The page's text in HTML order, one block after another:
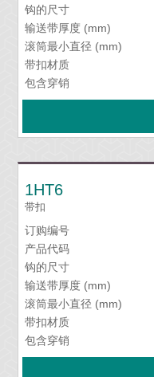
钩的尺寸
输送带厚度 (mm)
滚筒最小直径 (mm)
带扣材质
包含穿销
1HT6
带扣
订购编号
产品代码
钩的尺寸
输送带厚度 (mm)
滚筒最小直径 (mm)
带扣材质
包含穿销